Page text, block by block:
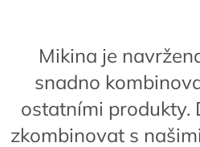
Mikina je
snadno
ostatními produkty.
zkombinovat s